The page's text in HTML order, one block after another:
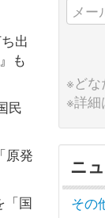
出
も
民
原発
「国
※ど
※詳細
ニ
その